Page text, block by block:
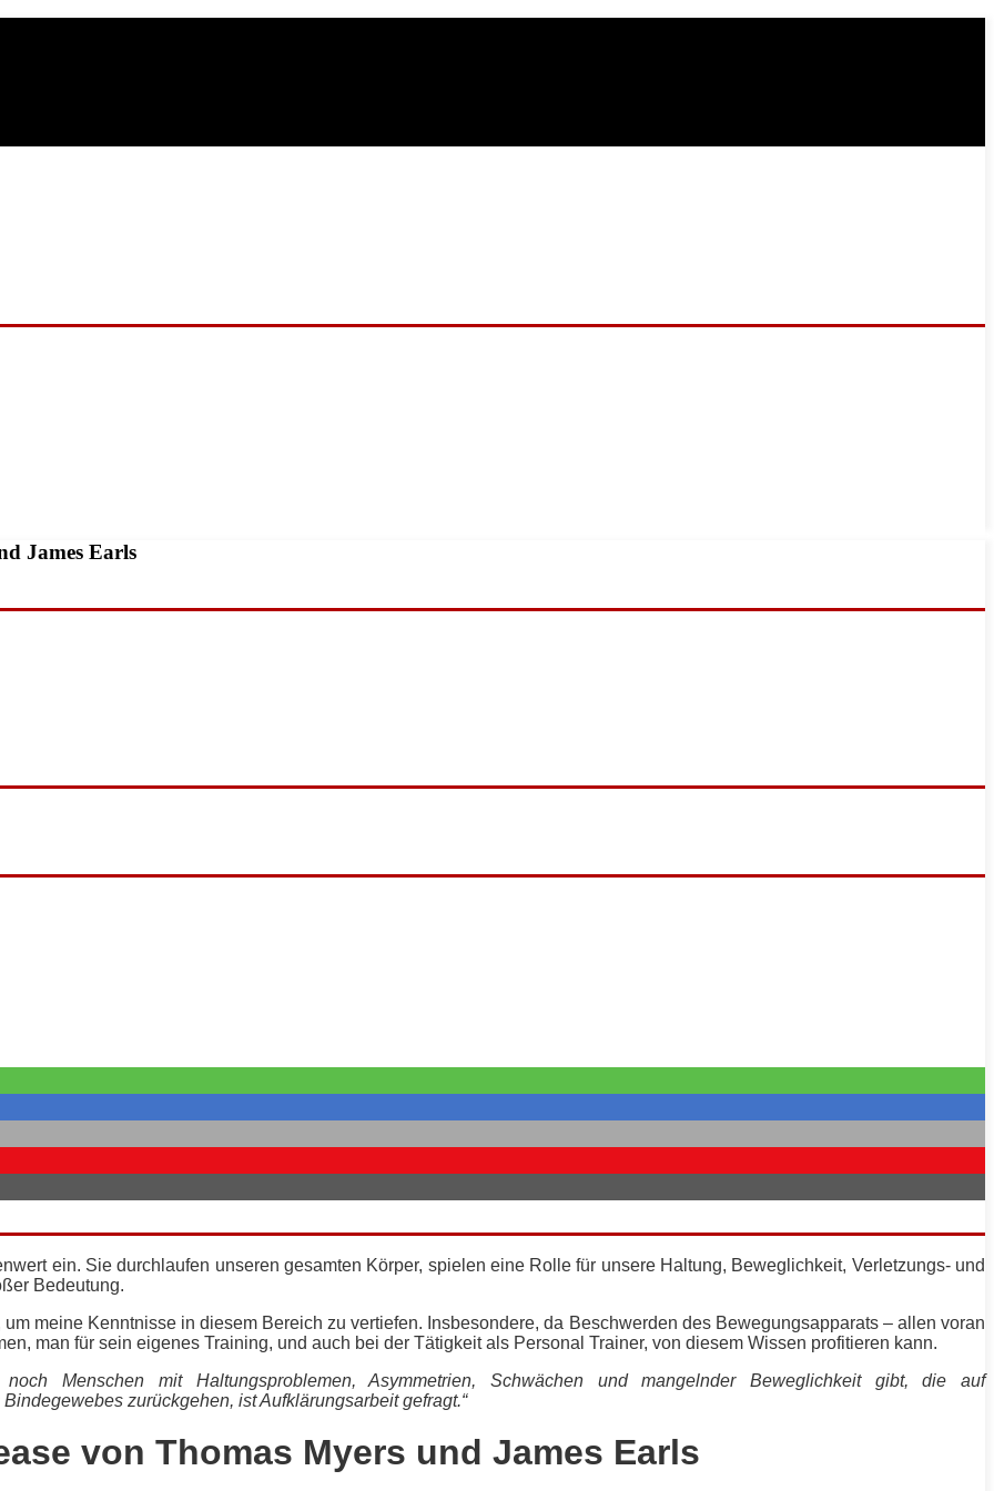
James Earls
ein. Sie durchlaufen unseren gesamten Körper, spielen eine Rolle für unsere Haltung, Beweglichkeit, Verletzungs- und
Bedeutung.
meine Kenntnisse in diesem Bereich zu vertiefen. Insbesondere, da Beschwerden des Bewegungsapparats – allen voran
man für sein eigenes Training, und auch bei der Tätigkeit als Personal Trainer, von diesem Wissen profitieren kann.
noch Menschen mit Haltungsproblemen, Asymmetrien, Schwächen und mangelnder Beweglichkeit gibt, die auf
zurückgehen, ist Aufklärungsarbeit gefragt.“
von Thomas Myers und James Earls